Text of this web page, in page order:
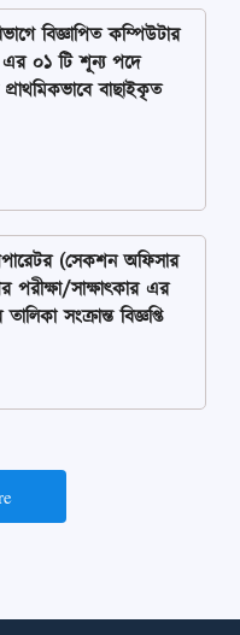
বিজ্ঞাপিত কম্পিউটার
এর ০১ টি শূন্য পদে
বাছাইকৃত
(সেকশন অফিসার
সাক্ষাৎকার এর
সংক্রান্ত বিজ্ঞপ্তি